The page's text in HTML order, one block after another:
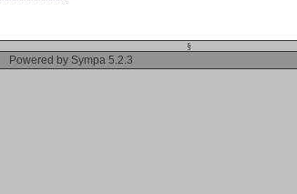
§
Powered by Sympa 5.2.3